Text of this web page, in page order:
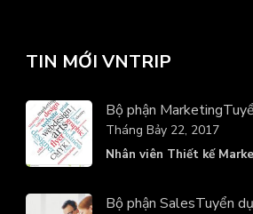
TIN MỚI VNTRIP
Bộ phận Marketing
Nhân viên Thiết kế
Tháng Bảy 22, 2017
Bộ phận SalesTuyển